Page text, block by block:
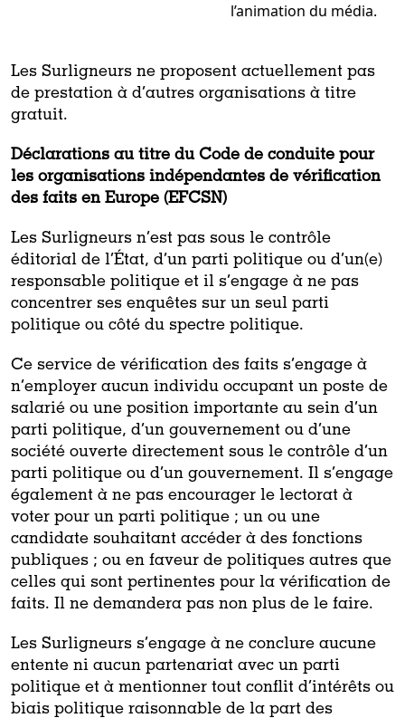
l’animation du média.
Les Surligneurs ne proposent actuellement pas
de prestation à d’autres organisations à titre
gratuit.
Déclarations au titre du Code de conduite pour
les organisations indépendantes de vérification
des faits en Europe (EFCSN)
Les Surligneurs n’est pas sous le contrôle
éditorial de l’État, d’un parti politique ou d’un(e)
responsable politique et il s’engage à ne pas
concentrer ses enquêtes sur un seul parti
politique ou côté du spectre politique.
Ce service de vérification des faits s’engage à
n’employer aucun individu occupant un poste de
salarié ou une position importante au sein d’un
parti politique, d’un gouvernement ou d’une
société ouverte directement sous le contrôle d’un
parti politique ou d’un gouvernement. Il s’engage
également à ne pas encourager le lectorat à
voter pour un parti politique ; un ou une
candidate souhaitant accéder à des fonctions
publiques ; ou en faveur de politiques autres que
celles qui sont pertinentes pour la vérification de
faits. Il ne demandera pas non plus de le faire.
Les Surligneurs s’engage à ne conclure aucune
entente ni aucun partenariat avec un parti
politique et à mentionner tout conflit d’intérêts ou
biais politique raisonnable de la part des